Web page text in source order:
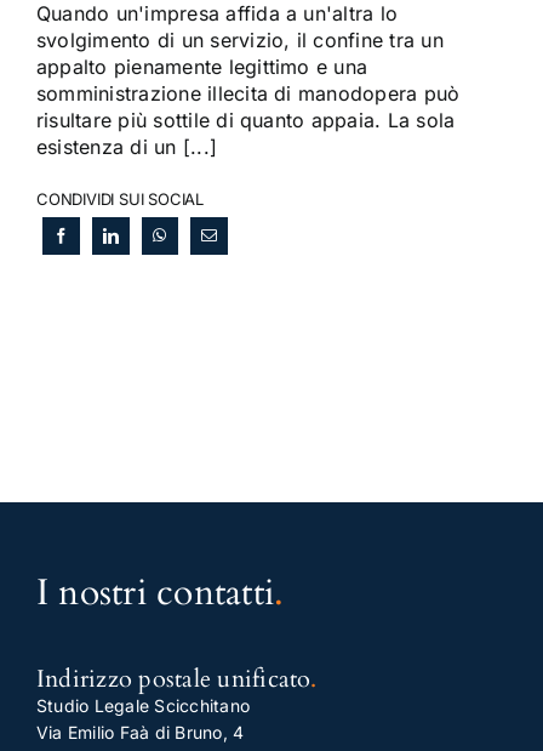
Quando un'impresa affida a un'altra lo
svolgimento di un servizio, il confine tra un
appalto pienamente legittimo e una
somministrazione illecita di manodopera può
risultare più sottile di quanto appaia. La sola
esistenza di un [...]
CONDIVIDI SUI SOCIAL
I nostri contatti.
Indirizzo postale unificato.
Studio Legale Scicchitano
Via Emilio Faà di Bruno, 4